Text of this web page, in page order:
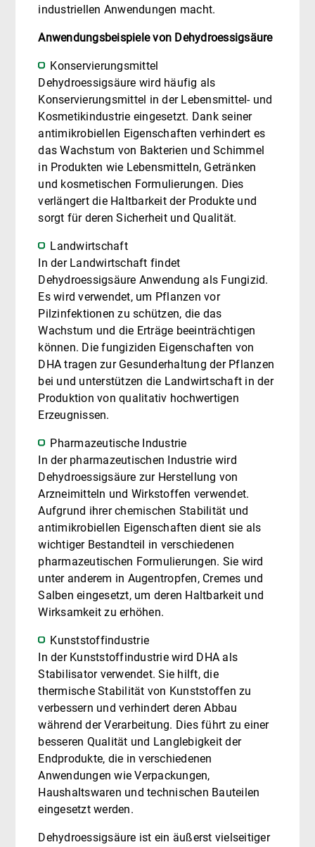
industriellen Anwendungen macht.
Anwendungsbeispiele von Dehydroessigsäure
Konservierungsmittel
Dehydroessigsäure wird häufig als
Konservierungsmittel in der Lebensmittel- und
Kosmetikindustrie eingesetzt. Dank seiner
antimikrobiellen Eigenschaften verhindert es
das Wachstum von Bakterien und Schimmel
in Produkten wie Lebensmitteln, Getränken
und kosmetischen Formulierungen. Dies
verlängert die Haltbarkeit der Produkte und
sorgt für deren Sicherheit und Qualität.
Landwirtschaft
In der Landwirtschaft findet
Dehydroessigsäure Anwendung als Fungizid.
Es wird verwendet, um Pflanzen vor
Pilzinfektionen zu schützen, die das
Wachstum und die Erträge beeinträchtigen
können. Die fungiziden Eigenschaften von
DHA tragen zur Gesunderhaltung der Pflanzen
bei und unterstützen die Landwirtschaft in der
Produktion von qualitativ hochwertigen
Erzeugnissen.
Pharmazeutische Industrie
In der pharmazeutischen Industrie wird
Dehydroessigsäure zur Herstellung von
Arzneimitteln und Wirkstoffen verwendet.
Aufgrund ihrer chemischen Stabilität und
antimikrobiellen Eigenschaften dient sie als
wichtiger Bestandteil in verschiedenen
pharmazeutischen Formulierungen. Sie wird
unter anderem in Augentropfen, Cremes und
Salben eingesetzt, um deren Haltbarkeit und
Wirksamkeit zu erhöhen.
Kunststoffindustrie
In der Kunststoffindustrie wird DHA als
Stabilisator verwendet. Sie hilft, die
thermische Stabilität von Kunststoffen zu
verbessern und verhindert deren Abbau
während der Verarbeitung. Dies führt zu einer
besseren Qualität und Langlebigkeit der
Endprodukte, die in verschiedenen
Anwendungen wie Verpackungen,
Haushaltswaren und technischen Bauteilen
eingesetzt werden.
Dehydroessigsäure ist ein äußerst vielseitiger